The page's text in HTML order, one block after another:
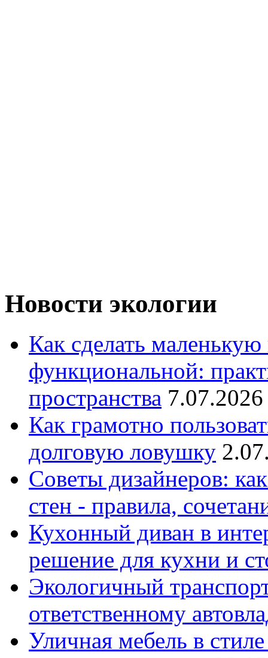
Новости экологии
Как сделать
функциональной:
пространства
Как грамотно
долговую ловушку
Советы дизайнеров:
стен - правила,
Кухонный диван в
решение для кухни и
Экологичный
ответственному
Уличная мебель в